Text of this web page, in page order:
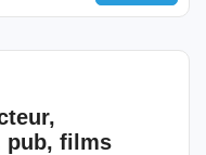
,
pub, films